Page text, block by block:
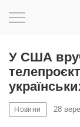
У США
Новини 28